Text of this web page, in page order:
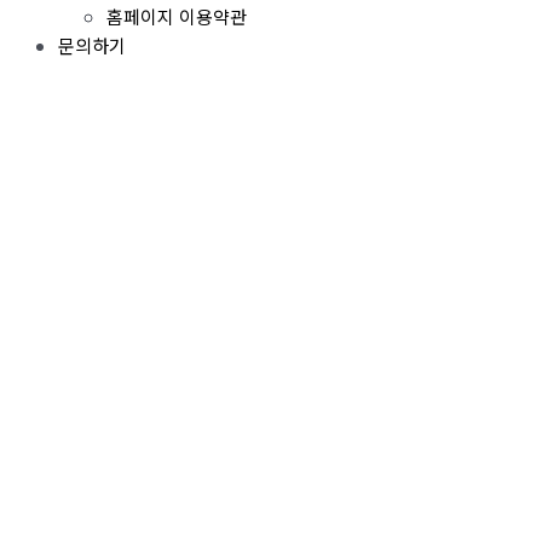
홈페이지 이용약관
문의하기